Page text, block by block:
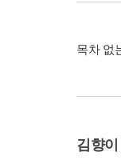
목차 없
김향이